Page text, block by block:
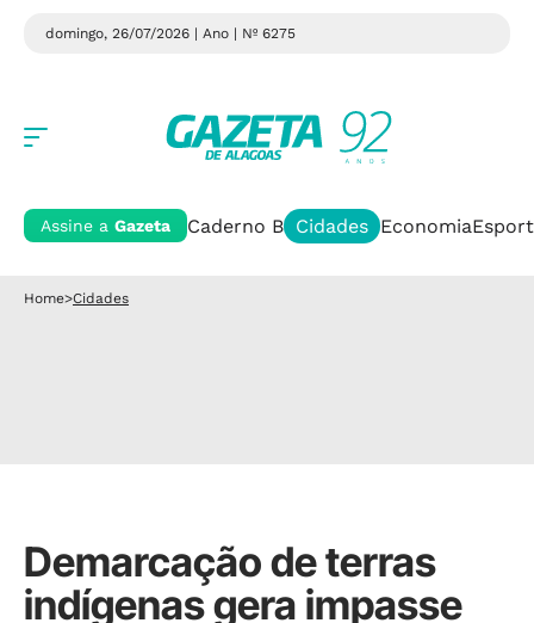
domingo, 26/07/2026 | Ano | Nº 6275
Assine a Gazeta Caderno B Cidades Economia
Home>Cidades
Demarcação de terras
indígenas gera impasse